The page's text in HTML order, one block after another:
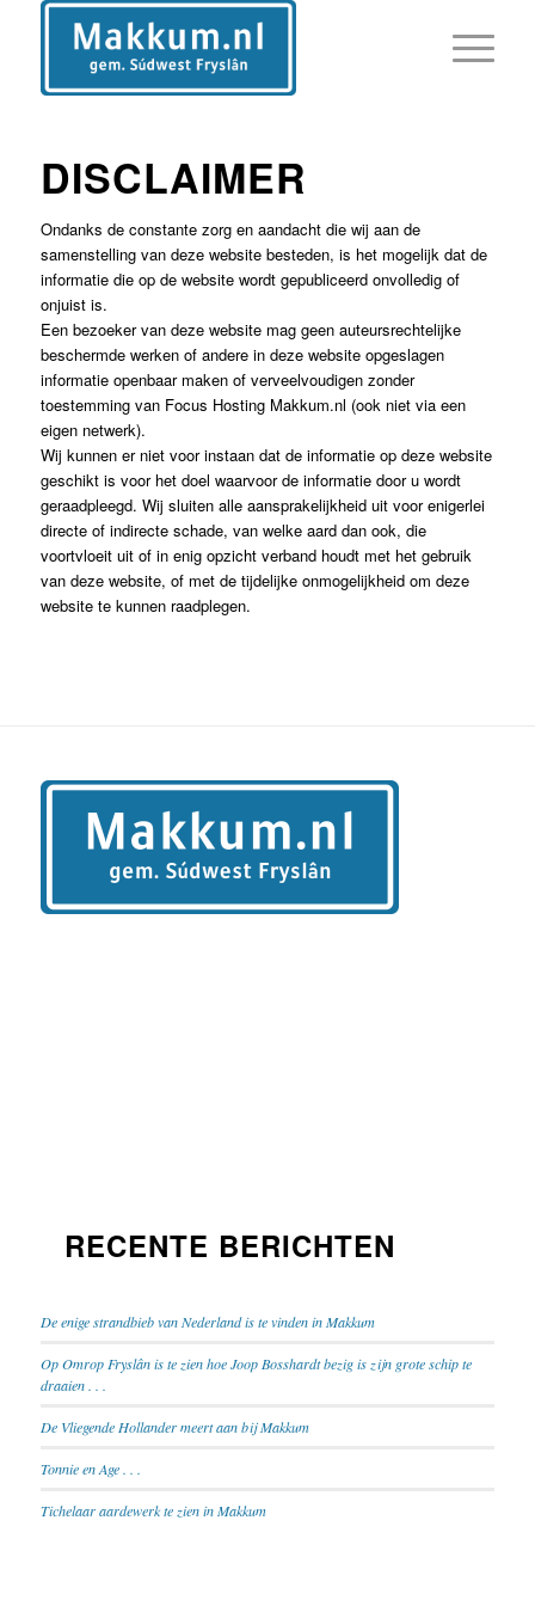
DISCLAIMER
Ondanks de constante zorg en aandacht die wij aan de
samenstelling van deze website besteden, is het mogelijk dat de
informatie die op de website wordt gepubliceerd onvolledig of
onjuist is.
Een bezoeker van deze website mag geen auteursrechtelijke
beschermde werken of andere in deze website opgeslagen
informatie openbaar maken of verveelvoudigen zonder
toestemming van Focus Hosting Makkum.nl (ook niet via een
eigen netwerk).
Wij kunnen er niet voor instaan dat de informatie op deze website
geschikt is voor het doel waarvoor de informatie door u wordt
geraadpleegd. Wij sluiten alle aansprakelijkheid uit voor enigerlei
directe of indirecte schade, van welke aard dan ook, die
voortvloeit uit of in enig opzicht verband houdt met het gebruik
van deze website, of met de tijdelijke onmogelijkheid om deze
website te kunnen raadplegen.
RECENTE BERICHTEN
De enige strandbieb van Nederland is te vinden in Makkum
Op Omrop Fryslân is te zien hoe Joop Bosshardt bezig is zijn grote schip te
draaien . . .
De Vliegende Hollander meert aan bij Makkum
Tonnie en Age . . .
Tichelaar aardewerk te zien in Makkum